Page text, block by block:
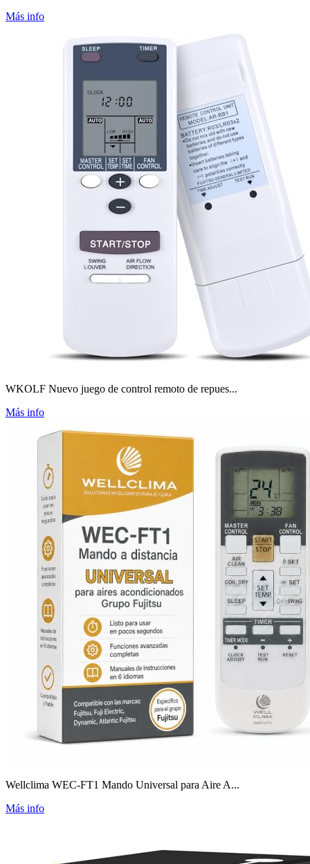
Más info
WKOLF Nuevo juego de control remoto de repues...
Más info
Wellclima WEC-FT1 Mando Universal para Aire A...
Más info